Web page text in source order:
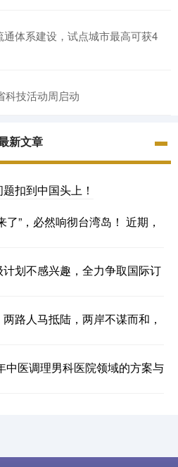
体系建设，试点城市最高可获4
科技活动周启动
新文章
扣到中国头上！
”，必然响彻台湾岛！ 近期，
划不感兴趣，全力争取国际订
路人马抵陆，两岸不谋而和，
中医调理男科医院领域的方案与